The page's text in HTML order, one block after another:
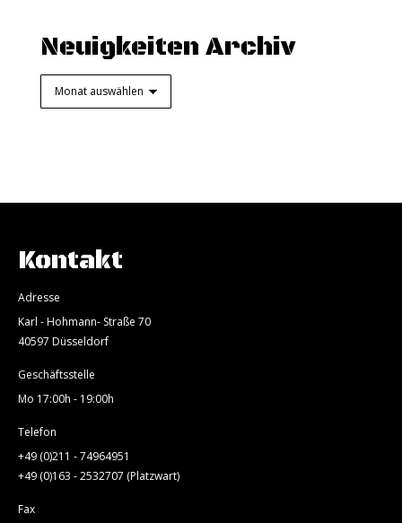
Neuigkeiten Archiv
Kontakt
Adresse
Karl - Hohmann- Straße 70
40597 Düsseldorf
Geschäftsstelle
Mo 17:00h - 19:00h
Telefon
+49 (0)211 - 74964951
+49 (0)163 - 2532707 (Platzwart)
Fax